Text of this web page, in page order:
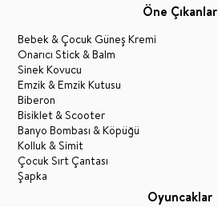
Öne Çıkanlar
Bebek & Çocuk Güneş Kremi
Onarıcı Stick & Balm
Sinek Kovucu
Emzik & Emzik Kutusu
Biberon
Bisiklet & Scooter
Banyo Bombası & Köpüğü
Kolluk & Simit
Çocuk Sırt Çantası
Şapka
Oyuncaklar